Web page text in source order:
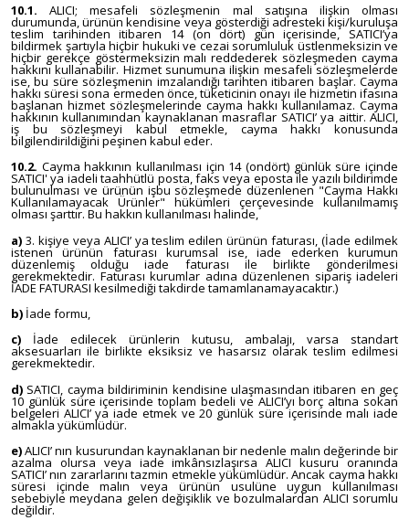
10.1. ALICI; mesafeli sözleşmenin mal satışına ilişkin olması
durumunda, ürünün kendisine veya gösterdiği adresteki kişi/kuruluşa
teslim tarihinden itibaren 14 (on dört) gün içerisinde, SATICI’ya
bildirmek şartıyla hiçbir hukuki ve cezai sorumluluk üstlenmeksizin ve
hiçbir gerekçe göstermeksizin malı reddederek sözleşmeden cayma
hakkını kullanabilir. Hizmet sunumuna ilişkin mesafeli sözleşmelerde
ise, bu süre sözleşmenin imzalandığı tarihten itibaren başlar. Cayma
hakkı süresi sona ermeden önce, tüketicinin onayı ile hizmetin ifasına
başlanan hizmet sözleşmelerinde cayma hakkı kullanılamaz. Cayma
hakkının kullanımından kaynaklanan masraflar SATICI’ ya aittir. ALICI,
iş bu sözleşmeyi kabul etmekle, cayma hakkı konusunda
bilgilendirildiğini peşinen kabul eder.
10.2. Cayma hakkının kullanılması için 14 (ondört) günlük süre içinde
SATICI' ya iadeli taahhütlü posta, faks veya eposta ile yazılı bildirimde
bulunulması ve ürünün işbu sözleşmede düzenlenen "Cayma Hakkı
Kullanılamayacak Ürünler" hükümleri çerçevesinde kullanılmamış
olması şarttır. Bu hakkın kullanılması halinde,
a) 3. kişiye veya ALICI’ ya teslim edilen ürünün faturası, (İade edilmek
istenen ürünün faturası kurumsal ise, iade ederken kurumun
düzenlemiş olduğu iade faturası ile birlikte gönderilmesi
gerekmektedir. Faturası kurumlar adına düzenlenen sipariş iadeleri
İADE FATURASI kesilmediği takdirde tamamlanamayacaktır.)
b) İade formu,
c) İade edilecek ürünlerin kutusu, ambalajı, varsa standart
aksesuarları ile birlikte eksiksiz ve hasarsız olarak teslim edilmesi
gerekmektedir.
d) SATICI, cayma bildiriminin kendisine ulaşmasından itibaren en geç
10 günlük süre içerisinde toplam bedeli ve ALICI’yı borç altına sokan
belgeleri ALICI’ ya iade etmek ve 20 günlük süre içerisinde malı iade
almakla yükümlüdür.
e)ALICI’ nın kusurundan kaynaklanan bir nedenle malın değerinde bir
azalma olursa veya iade imkânsızlaşırsa ALICI kusuru oranında
SATICI’ nın zararlarını tazmin etmekle yükümlüdür. Ancak cayma hakkı
süresi içinde malın veya ürünün usulüne uygun kullanılması
sebebiyle meydana gelen değişiklik ve bozulmalardan ALICI sorumlu
değildir.